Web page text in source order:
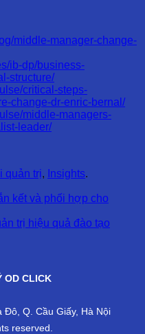
middle-manager-change-
ib-dp/business-
structure/
critical-steps-
change-dr-enric-bernal/
middle-managers-
leader/
quản trị, Insights.
kết và phối hợp cho
trị hiệu quả đào tạo
OD CLICK
Đô, Q. Cầu Giấy, Hà Nội
reserved.